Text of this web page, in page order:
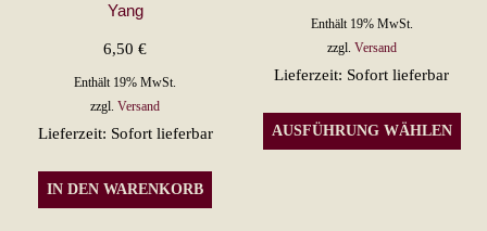
Yang
6,50€
Enthält 19% MwSt.
zzgl.Versand
Lieferzeit: Sofort lieferbar
IN DEN WARENKORB
Enthält 19% MwSt.
zzgl. Versand
Lieferzeit: Sofort lieferbar
AUSFÜHRUNG WÄHLEN